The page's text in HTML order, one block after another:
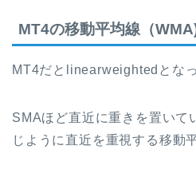
MT4の移動平均線（
MT4だとlinearweightedとな
SMAほど直近に重きを置いて
じように直近を重視する移動